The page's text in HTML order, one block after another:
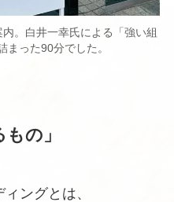
。白井一幸氏による「強い組
まった90分でした。
の」
ングとは、